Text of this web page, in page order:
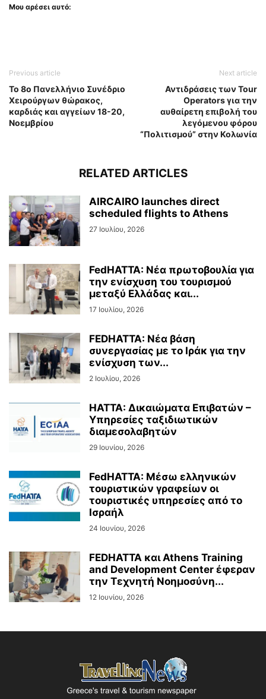
Μου αρέσει αυτό:
Previous article
Το 8ο Πανελλήνιο Συνέδριο
Χειρούργων θώρακος,
καρδιάς και αγγείων 18-20,
Νοεμβρίου
Next article
Αντιδράσεις των Tour
Operators για την
αυθαίρετη επιβολή του
λεγόμενου φόρου
“Πολιτισμού” στην Κολωνία
RELATED ARTICLES
AIRCAIRO launches direct
scheduled flights to Athens
27 Ιουλίου, 2026
FedHATTA: Νέα πρωτοβουλία για
την ενίσχυση του τουρισμού
μεταξύ Ελλάδας και...
17 Ιουλίου, 2026
FEDHATTA: Νέα βάση
συνεργασίας με το Ιράκ για την
ενίσχυση των...
2 Ιουλίου, 2026
HATTA: Δικαιώματα Επιβατών –
Υπηρεσίες ταξιδιωτικών
διαμεσολαβητών
29 Ιουνίου, 2026
FedHATTA: Μέσω ελληνικών
τουριστικών γραφείων οι
τουριστικές υπηρεσίες από το
Ισραήλ
24 Ιουνίου, 2026
FEDHATTA και Athens Training
and Development Center έφεραν
την Τεχνητή Νοημοσύνη...
12 Ιουνίου, 2026